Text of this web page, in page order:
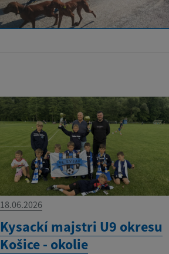
18.06.2026
Kysackí majstri U9 okresu
Košice - okolie